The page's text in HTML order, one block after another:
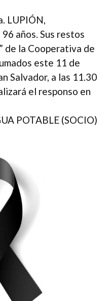
LUPIÓN,
años. Sus restos
de la Cooperativa de
este 11 de
Salvador, a las 11.30
el responso en
POTABLE (SOCIO)